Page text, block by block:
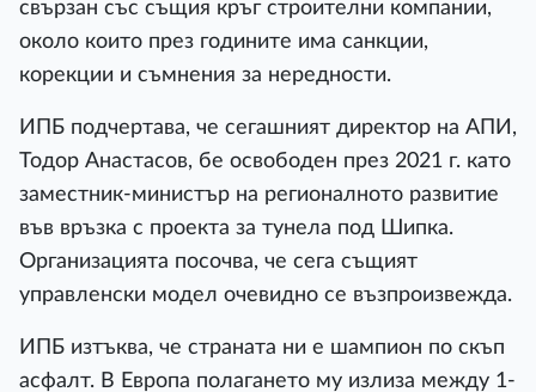
свързан със същия кръг строителни компании,
около които през годините има санкции,
корекции и съмнения за нередности.
ИПБ подчертава, че сегашният директор на АПИ,
Тодор Анастасов, бе освободен през 2021 г. като
заместник-министър на регионалното развитие
във връзка с проекта за тунела под Шипка.
Организацията посочва, че сега същият
управленски модел очевидно се възпроизвежда.
ИПБ изтъква, че страната ни е шампион по скъп
асфалт. В Европа полагането му излиза между 1-